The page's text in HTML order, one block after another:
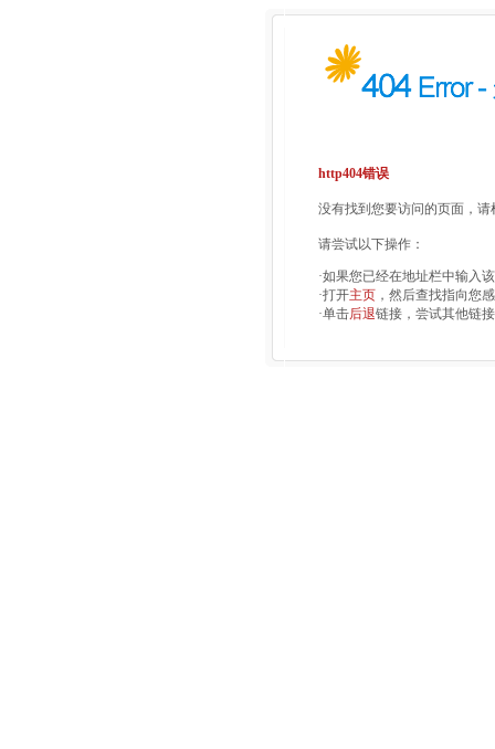
http404错误
没有找到您要访问的页面，
请尝试以下操作：
·如果您已经在地址栏中输入
·打开主页 ，然后查找指向您
·单击后退链接，尝试其他链